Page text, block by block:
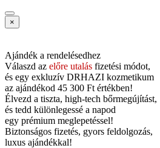
×
Ajándék a rendelésedhez
Válaszd az előre utalás fizetési módot,
és egy exkluzív DRHAZI kozmetikum
az ajándékod 45 300 Ft értékben!
Élvezd a tiszta, high-tech bőrmegújítást,
és tedd különlegessé a napod
egy prémium meglepetéssel!
Biztonságos fizetés, gyors feldolgozás,
luxus ajándékkal!